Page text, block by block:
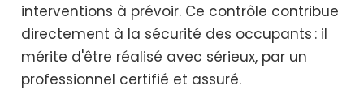
interventions à prévoir. Ce contrôle contribue
directement à la sécurité des occupants : il
mérite d'être réalisé avec sérieux, par un
professionnel certifié et assuré.